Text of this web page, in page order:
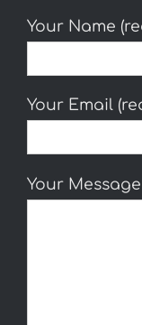
Your Name
Your Email
Your Message